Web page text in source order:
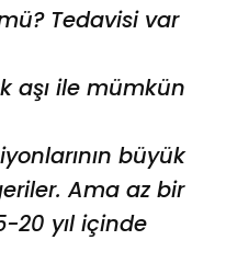
Tedavisi var
aşı ile mümkün
büyük
Ama az bir
20 yıl içinde